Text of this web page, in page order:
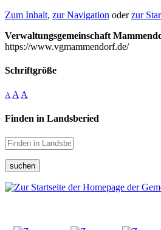
Zum Inhalt, zur Navigation oderzur
Verwaltungsgemeinschaft
https://www.vgmammendorf.de/
Schriftgröße
A A A
Finden in Landsberied
suchen